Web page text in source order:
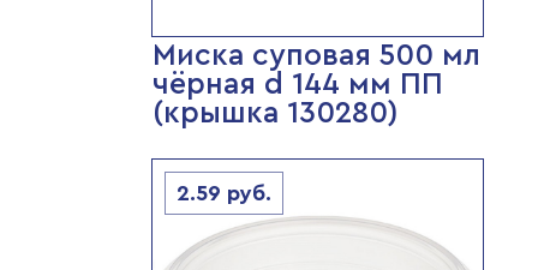
Миска суповая 500 мл
чёрная d 144 мм ПП
(крышка 130280)
2.59 руб.